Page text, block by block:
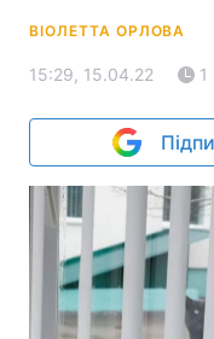
ВІОЛЕТТА ОРЛОВА
15:29, 15.04.22 1